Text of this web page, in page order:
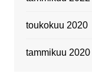
toukokuu 2020
tammikuu 2020